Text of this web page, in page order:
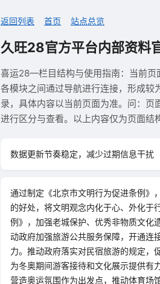
返回列表 首页 站点总览
久旺28官方平台内部资料
喜运28—栏目结构与使用指南：当前页
各模块之间通过导航进行连接，形成
录，具体内容以当前页面为准。问：
进行区分与查看。以上内容仅为页面结
数据更新节奏稳定，减少过期信息干扰
通过制定《北京市文明行为促进条例》
的好处，将文明观念内化于心、外化于
例》，加强老城保护、优秀非物质文化
动政府加强旅游公共服务保障，开通连
力。推动政府落实对民宿旅游的规定，
为冬奥期间游客接待和文化展示提供有
营造奥运氛围作为出发点，推动体育场